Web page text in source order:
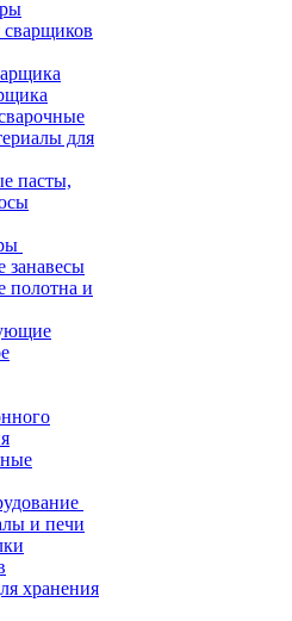
для
пасты,
занавесы
полотна и
и печи
хранения